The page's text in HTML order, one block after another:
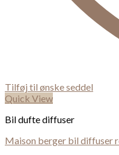
Tilføj til ønske seddel
Quick View
Bil dufte diffuser
Maison berger bil diffuser